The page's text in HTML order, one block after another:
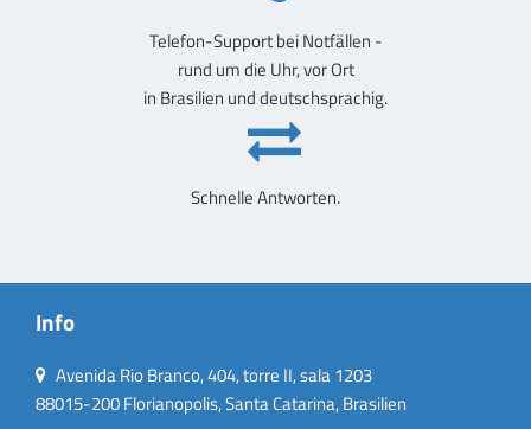
Telefon-Support bei Notfällen -
rund um die Uhr, vor Ort
in Brasilien und deutschsprachig.
Schnelle Antworten.
Info
Avenida Rio Branco, 404, torre II, sala 1203
88015-200 Florianopolis, Santa Catarina, Brasilien